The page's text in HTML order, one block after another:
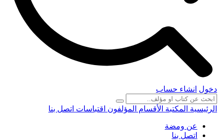
دخول انشاء حساب
الرئيسية المكتبة الأقسام المؤلفون اقتباسات اتصل بنا
عن ومضة
اتصل بنا